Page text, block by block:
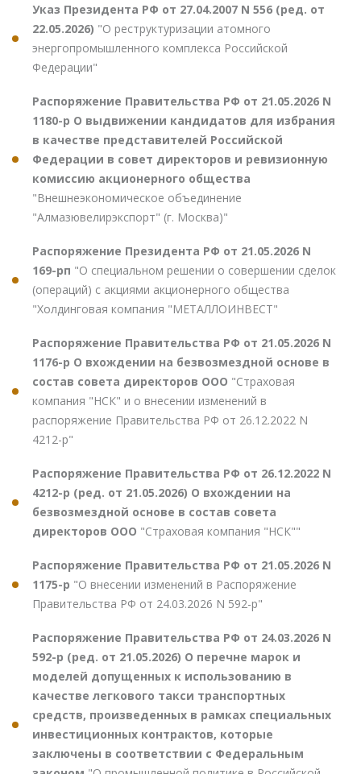
Указ Президента РФ от 27.04.2007 N 556 (ред. от
22.05.2026) "О реструктуризации атомного
энергопромышленного комплекса Российской
Федерации"
Распоряжение Правительства РФ от 21.05.2026 N
1180-р О выдвижении кандидатов для избрания
в качестве представителей Российской
Федерации в совет директоров и ревизионную
комиссию акционерного общества
"Внешнеэкономическое объединение
"Алмазювелирэкспорт" (г. Москва)"
Распоряжение Президента РФ от 21.05.2026 N
169-рп "О специальном решении о совершении сделок
(операций) с акциями акционерного общества
"Холдинговая компания "МЕТАЛЛОИНВЕСТ"
Распоряжение Правительства РФ от 21.05.2026 N
1176-р О вхождении на безвозмездной основе в
состав совета директоров ООО "Страховая
компания "НСК" и о внесении изменений в
распоряжение Правительства РФ от 26.12.2022 N
4212-р"
Распоряжение Правительства РФ от 26.12.2022 N
4212-р (ред. от 21.05.2026) О вхождении на
безвозмездной основе в состав совета
директоров ООО "Страховая компания "НСК""
Распоряжение Правительства РФ от 21.05.2026 N
1175-р "О внесении изменений в Распоряжение
Правительства РФ от 24.03.2026 N 592-р"
Распоряжение Правительства РФ от 24.03.2026 N
592-р (ред. от 21.05.2026) О перечне марок и
моделей допущенных к использованию в
качестве легкового такси транспортных
средств, произведенных в рамках специальных
инвестиционных контрактов, которые
заключены в соответствии с Федеральным